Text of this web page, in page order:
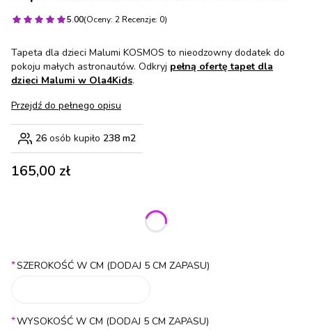
5.00(Oceny: 2 Recenzje: 0)
Tapeta dla dzieci Malumi KOSMOS to nieodzowny dodatek do
pokoju małych astronautów. Odkryj pełną ofertę tapet dla
dzieci Malumi w Ola4Kids.
Przejdź do pełnego opisu
26 osób kupiło 238 m2
Cena
165,00 zł
Poszczególne warianty mogą różnić się ceną
*SZEROKOŚĆ W CM (DODAJ 5 CM ZAPASU)
*WYSOKOŚĆ W CM (DODAJ 5 CM ZAPASU)